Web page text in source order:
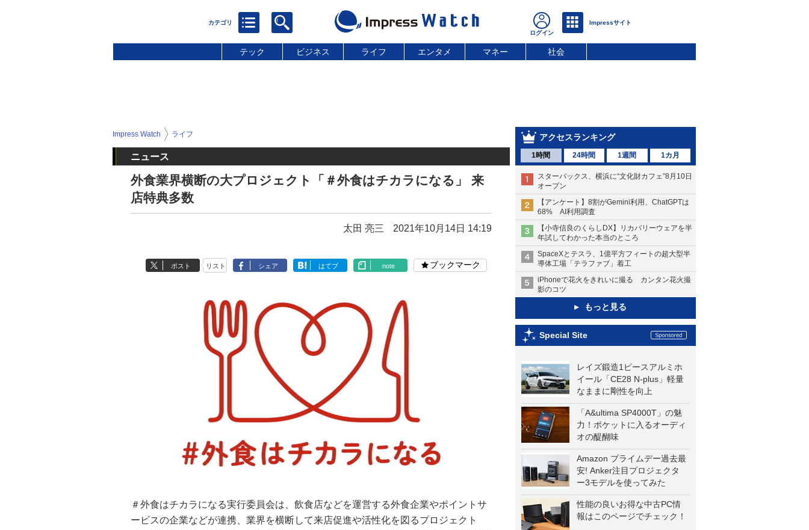
テック ビジネス ライフ エンタメ マネー 社会
アクセスランキング
1時間 24時間 1週間 1カ月
スターバックス、横浜に“文化財カフェ”8月10日
オープン
【アンケート】8割がGemini利用、ChatGPTは
68% AI利用調査
【小寺信良のくらしDX】リカバリーウェアを半
年試してわかった本当のところ
SpaceXとテスラ、1億平方フィートの超大型半
導体工場「テラファブ」着工
iPhoneで花火をきれいに撮る カンタン花火撮
影のコツ
もっと見る
Special Site
レイズ鍛造1ピースアルミホ
イール「CE28 N-plus」軽量
なままに剛性を向上
「A&ultima SP4000T」の魅
力！ポケットに入るオーディ
オの醍醐味
Amazon プライムデー過去最
安! Anker注目プロジェクタ
ー3モデルを使ってみた
性能の良いお得な中古PC情
報はこのページでチェック！
Impress Watch ライフ
ニュース
外食業界横断の大プロジェクト「＃外食はチカラになる」 来
店特典多数
太田 亮三 2021年10月14日 14:19
ポスト リスト シェア はてブ note ブックマーク
＃外食はチカラになる実行委員会は、飲食店などを運営する外食企業やポイントサ
ービスの企業などが連携、業界を横断して来店促進や活性化を図るプロジェクト